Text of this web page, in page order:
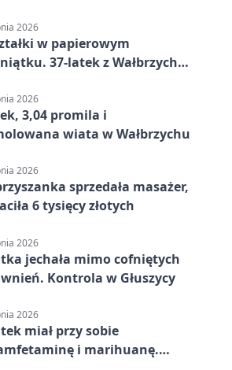
2026
w papierowym
37-latek z Wałbrzycha
2026
3,04 promila i
wiata w Wałbrzychu
2026
sprzedała masażer,
6 tysięcy złotych
2026
jechała mimo cofniętych
Kontrola w Głuszycy
2026
miał przy sobie
i marihuanę.